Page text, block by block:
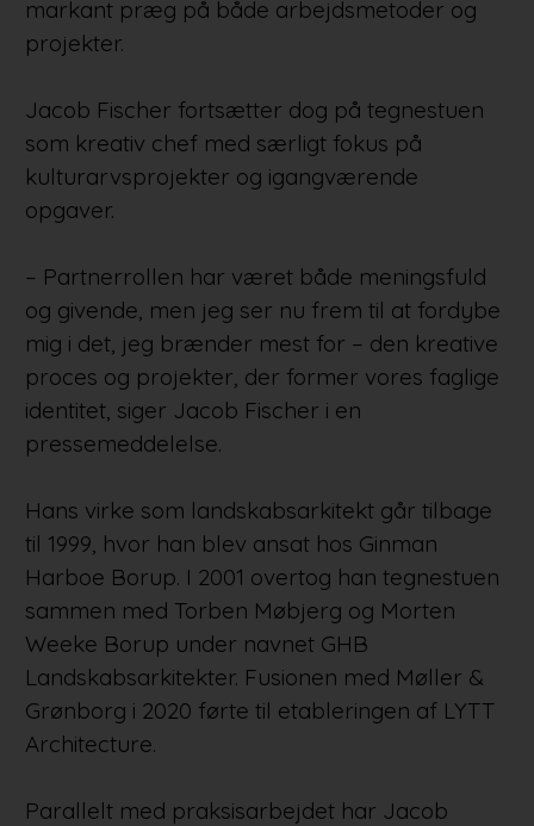
markant præg på både arbejdsmetoder og
projekter.
Jacob Fischer fortsætter dog på tegnestuen
som kreativ chef med særligt fokus på
kulturarvsprojekter og igangværende
opgaver.
– Partnerrollen har været både meningsfuld
og givende, men jeg ser nu frem til at fordybe
mig i det, jeg brænder mest for – den kreative
proces og projekter, der former vores faglige
identitet, siger Jacob Fischer i en
pressemeddelelse.
Hans virke som landskabsarkitekt går tilbage
til 1999, hvor han blev ansat hos Ginman
Harboe Borup. I 2001 overtog han tegnestuen
sammen med Torben Møbjerg og Morten
Weeke Borup under navnet GHB
Landskabsarkitekter. Fusionen med Møller &
Grønborg i 2020 førte til etableringen af LYTT
Architecture.
Parallelt med praksisarbejdet har Jacob